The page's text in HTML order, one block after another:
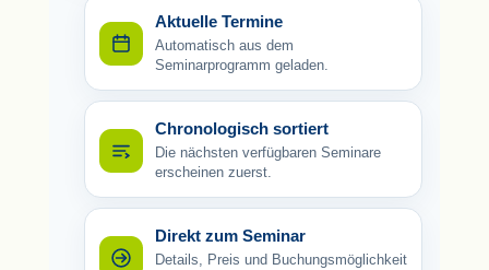
Aktuelle Termine
Automatisch aus dem
Seminarprogramm geladen.
Chronologisch sortiert
Die nächsten verfügbaren Seminare
erscheinen zuerst.
Direkt zum Seminar
Details, Preis und Buchungsmöglichkeit